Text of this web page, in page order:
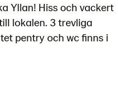
Yllan! Hiss och vackert
lokalen. 3 trevliga
pentry och wc finns i